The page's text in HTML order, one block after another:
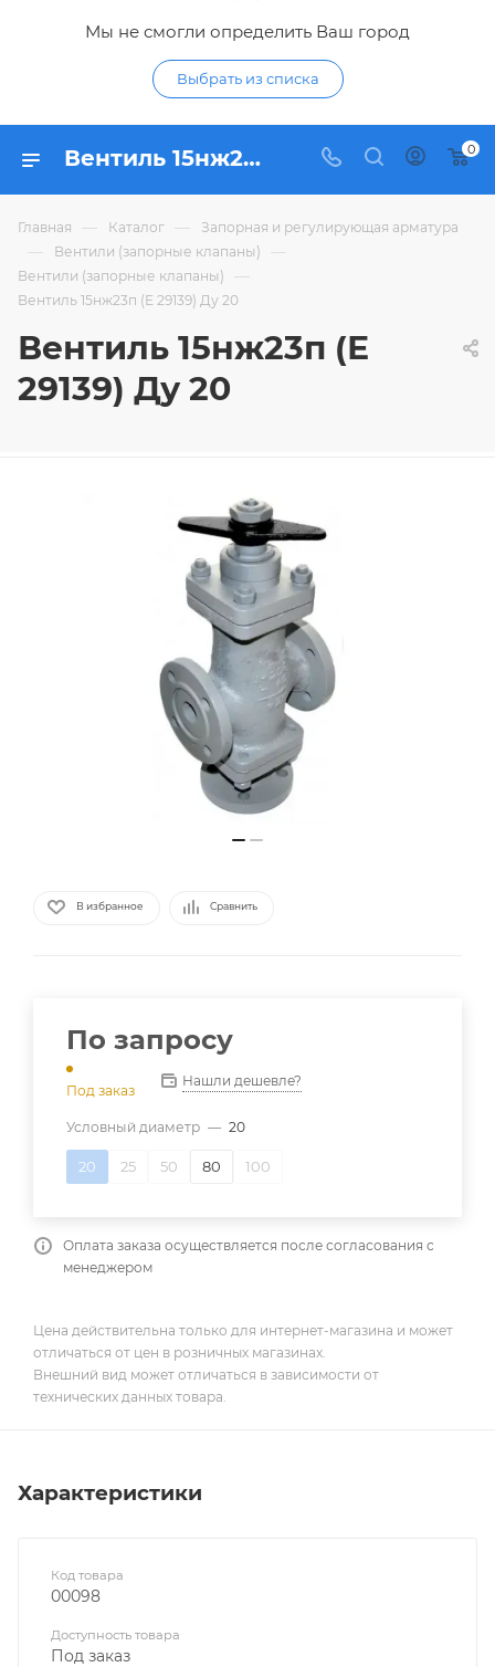
Мы не смогли определить Ваш город
Выбрать из списка
Вентиль 15нж23п (Е 29139) Ду 20 - купить по цене в интернет-магазине Гидропромтехника с доставкой в Курске 0
Главная — Каталог — Запорная и регулирующая арматура
— Вентили (запорные клапаны) —
Вентили (запорные клапаны) —
Вентиль 15нж23п (Е 29139) Ду 20
Вентиль 15нж23п (Е
29139) Ду 20
В избранное Сравнить
По запросу
Под заказ
Нашли дешевле?
Условный диаметр — 20
20 25 50 80 100
Оплата заказа осуществляется после согласования с
менеджером
Цена действительна только для интернет-магазина и может
отличаться от цен в розничных магазинах.
Внешний вид может отличаться в зависимости от
технических данных товара.
Характеристики
Код товара
00098
Доступность товара
Под заказ